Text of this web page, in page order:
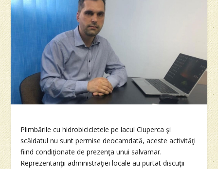
Plimbările cu hidrobicicletele pe lacul Ciuperca şi
scăldatul nu sunt permise deocamdată, aceste activităţi
fiind condiţionate de prezenţa unui salvamar.
Reprezentanţii administraţiei locale au purtat discuţii